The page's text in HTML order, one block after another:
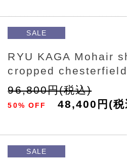
SALE
RYU KAGA Mohair
cropped
96,800円(税込)
50% OFF 48,400円(
SALE